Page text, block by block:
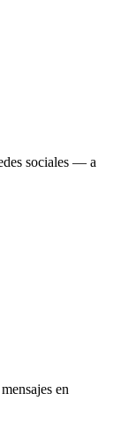
sociales — a
en